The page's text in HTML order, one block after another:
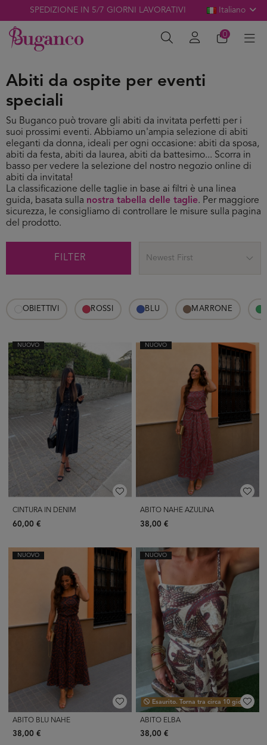
SPEDIZIONE IN 5/7 GIORNI LAVORATIVI Italiano
0
Abiti da ospite per eventi
speciali
Su Buganco può trovare gli abiti da invitata perfetti per i
suoi prossimi eventi. Abbiamo un'ampia selezione di abiti
eleganti da donna, ideali per ogni occasione: abiti da sposa,
abiti da festa, abiti da laurea, abiti da battesimo... Scorra in
basso per vedere la selezione del nostro negozio online di
abiti da invitata!
La classificazione delle taglie in base ai filtri è una linea
guida, basata sulla nostra tabella delle taglie. Per maggiore
sicurezza, le consigliamo di controllare le misure sulla pagina
del prodotto.
FILTER Newest First
OBIETTIVI ROSSI BLU MARRONE
NUOVO
CINTURA IN DENIM
60,00 €
NUOVO
ABITO NAHE AZULINA
38,00 €
NUOVO
ABITO BLU NAHE
38,00 €
NUOVO
Esaurito. Torna tra circa 10 giorni.
ABITO ELBA
38,00 €